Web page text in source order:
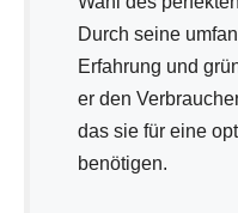
Durch seine
Erfahrung und
er den
das sie für eine
benötigen.